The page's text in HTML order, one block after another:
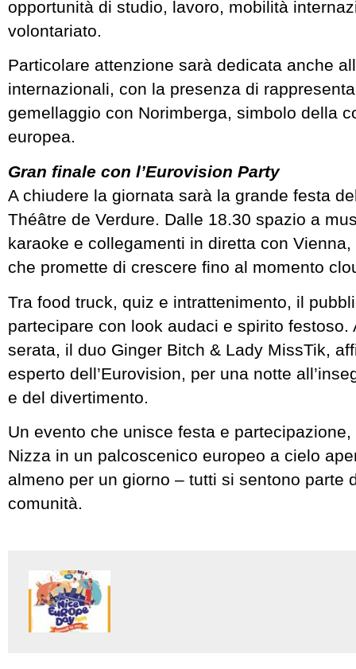
opportunità di studio, lavoro, mobilità
volontariato.
Particolare attenzione sarà dedicata anche
internazionali, con la presenza di
gemellaggio con Norimberga, simbolo della
europea.
Gran finale con l’Eurovision Party
A chiudere la giornata sarà la grande festa
Théâtre de Verdure. Dalle 18.30 spazio a
karaoke e collegamenti in diretta con Vienna,
che promette di crescere fino al momento
Tra food truck, quiz e intrattenimento, il
partecipare con look audaci e spirito festoso.
serata, il duo Ginger Bitch & Lady MissTik,
esperto dell’Eurovision, per una notte
e del divertimento.
Un evento che unisce festa e
Nizza in un palcoscenico europeo a cielo
almeno per un giorno – tutti si sentono parte
comunità.